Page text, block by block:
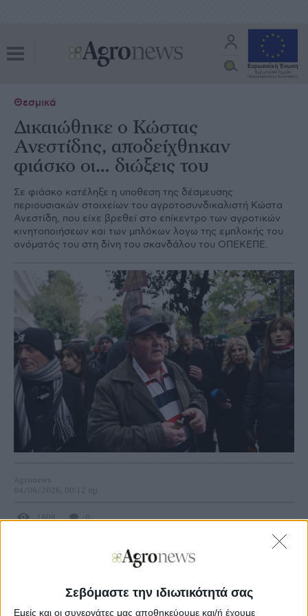
Σεβόμαστε την ιδιωτικότητά σας
Εμείς και οι συνεργάτες μας αποθηκεύουμε και/ή έχουμε
Θεσμικά
Δικαιώθηκε ο Κώστας
Ανεστίδης, αποδείχθηκαν
φιάσκο οι… διώξεις του
Σε φιάσκο κατέληξε η υποθεση της δέσμευσης
περιουσιακών στοιχείων του αγροτοσυνδικαλιστή Κώστα
Ανεστίδη, που είχε βρεθεί στο επίκεντρο των αγροτικών
κινητοποιήσεων και των μπλόκων λογω της εμπλοκής του
ονόματός του στη δίνη του σκανδάλου του ΟΠΕΚΕΠΕ.
Agronews
04/06/2026, 00:12 πμ
1808 0
Σημαντική δικαστική εξέλιξη ανέτρεψε τα δεδομένα στην
υπόθεση του αγροτοσυνδικαλιστή Κώστα Ανεστίδη, καθώς
εφετών Αθηνών αποδεσμεύονται όλα τα περιουσιακά